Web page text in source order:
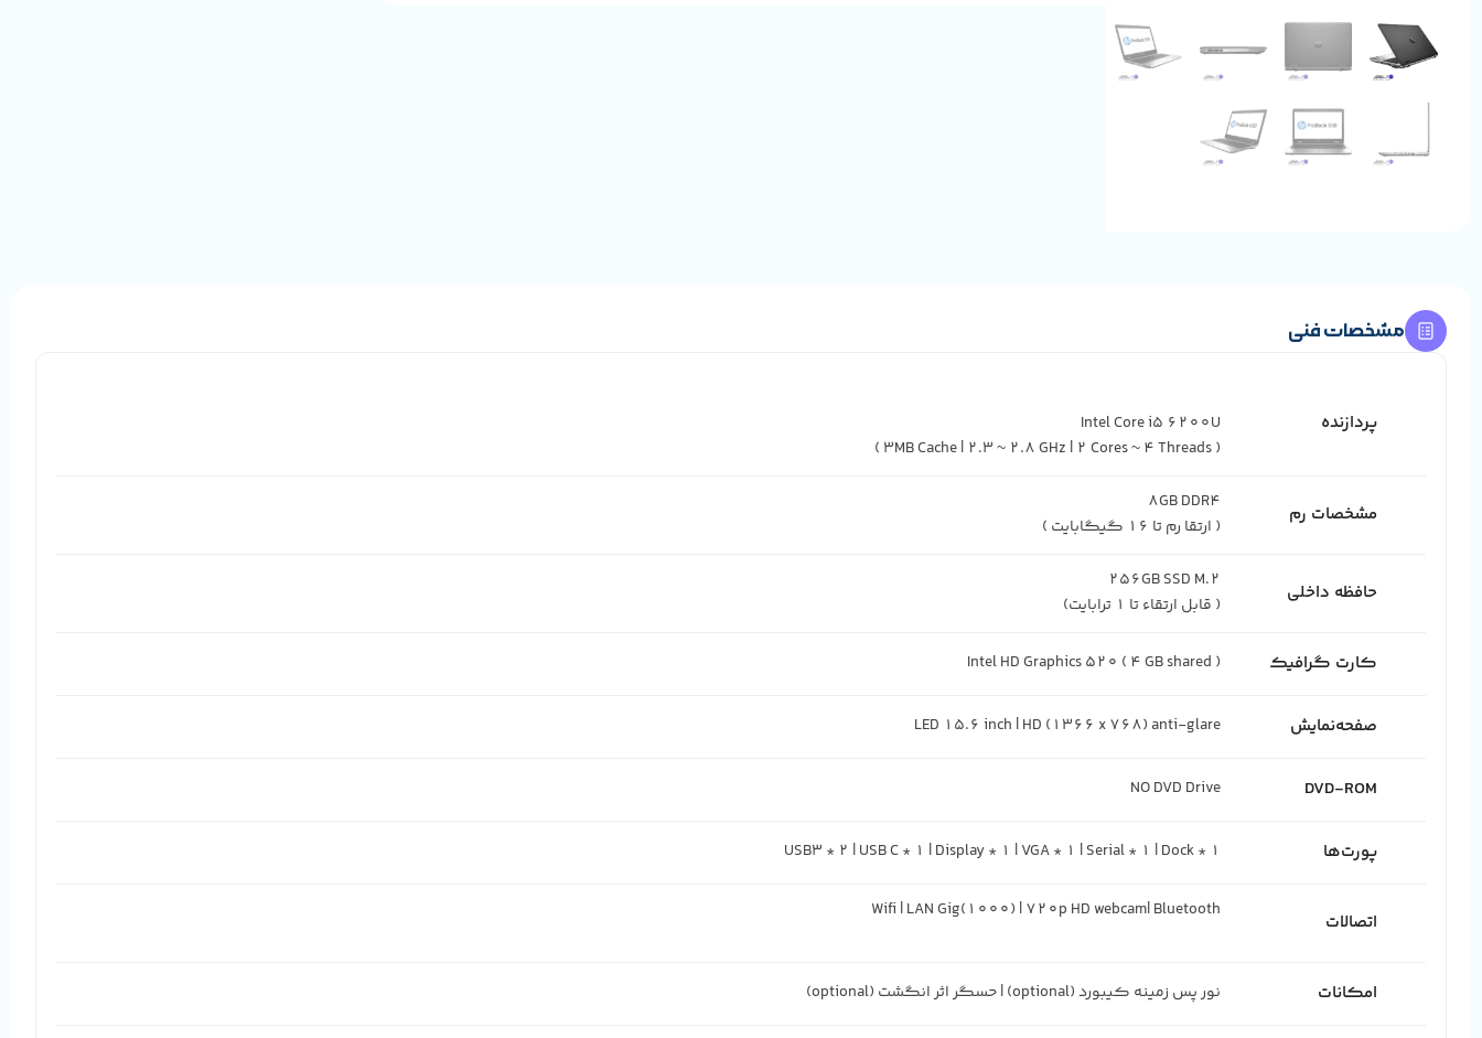
مشخصات فنی
پردازنده
( 3MB Cache | 2.3 ~ 2.8 GHz | 2 Cores ~ 4 Threads )
مشخصات رم
( ارتقا رم تا 16 گیگابایت )
حافظه داخلی
( قابل ارتقاء تا 1 ترابایت)
کارت گرافیک Intel HD Graphics 520 ( 4 GB shared )
صفحه‌نمایش LED 15.6 inch | HD (1366 x 768) anti-glare
DVD-ROM
NO DVD Drive
پورت‌ها USB3 * 2 | USB C * 1 | Display * 1 | VGA * 1 | Serial * 1 | Dock * 1
اتصالات
امکانات نور پس زمینه کیبورد (optional) | حسگر اثر انگشت (optional)